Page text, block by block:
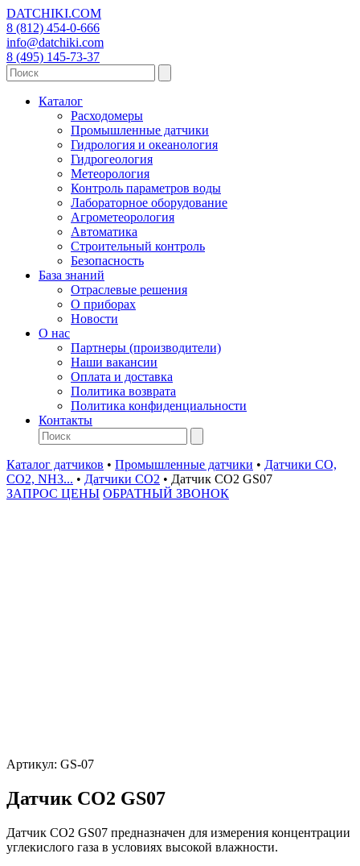
DATCHIKI.COM
8 (812) 454-0-666
info@datchiki.com
8 (495) 145-73-37
Каталог
Расходомеры
Промышленные датчики
Гидрология и океанология
Гидрогеология
Метеорология
Контроль параметров воды
Лабораторное оборудование
Агрометеорология
Автоматика
Строительный контроль
Безопасность
База знаний
Отраслевые решения
О приборах
Новости
О нас
Партнеры (производители)
Наши вакансии
Оплата и доставка
Политика возврата
Политика конфиденциальности
Контакты
Каталог датчиков • Промышленные датчики • Датчики CO,
CO2, NH3... • Датчики СО2 • Датчик СО2 GS07
ЗАПРОС ЦЕНЫ ОБРАТНЫЙ ЗВОНОК
Артикул: GS-07
Датчик СО2 GS07
Датчик СО2 GS07 предназначен для измерения концентрации
углекислого газа в условиях высокой влажности.